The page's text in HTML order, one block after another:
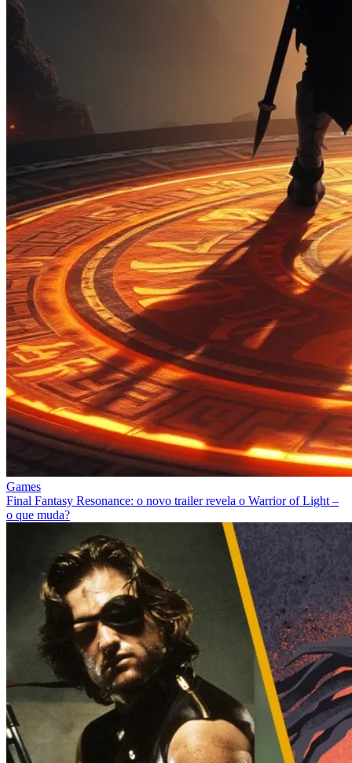
Games
Final Fantasy Resonance: o novo trailer revela o Warrior of Light –
o que muda?